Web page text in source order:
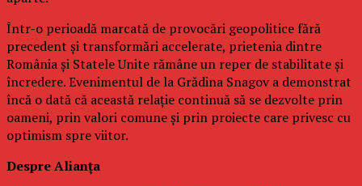
Într-o perioadă marcată de provocări geopolitice fără
precedent și transformări accelerate, prietenia dintre
România și Statele Unite rămâne un reper de stabilitate și
încredere. Evenimentul de la Grădina Snagov a demonstrat
încă o dată că această relație continuă să se dezvolte prin
oameni, prin valori comune și prin proiecte care privesc cu
optimism spre viitor.
Despre Alianța